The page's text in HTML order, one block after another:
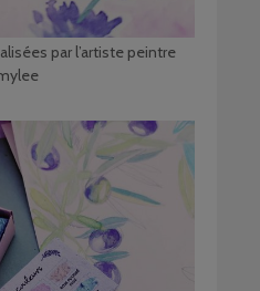
par l’artiste peintre